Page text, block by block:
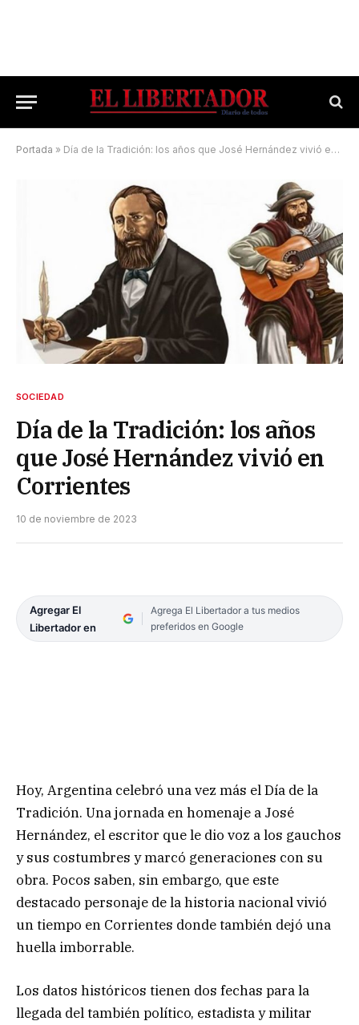
Portada » Día de la Tradición: los años que José Hernández vivió en Corrientes
SOCIEDAD
Día de la Tradición: los años
que José Hernández vivió en
Corrientes
10 de noviembre de 2023
Agregar El
Libertador en
Agrega El Libertador a tus medios
preferidos en Google
Hoy, Argentina celebró una vez más el Día de la
Tradición. Una jornada en homenaje a José
Hernández, el escritor que le dio voz a los gauchos
y sus costumbres y marcó generaciones con su
obra. Pocos saben, sin embargo, que este
destacado personaje de la historia nacional vivió
un tiempo en Corrientes donde también dejó una
huella imborrable.
Los datos históricos tienen dos fechas para la
llegada del también político, estadista y militar